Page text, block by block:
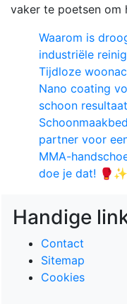
vaker te poetsen om
Waarom is
industriële
Tijdloze
Nano coating
schoon resultaat
partner voor
MMA-
doe je dat! 🥊✨
Handige
Contact
Sitemap
Cookies